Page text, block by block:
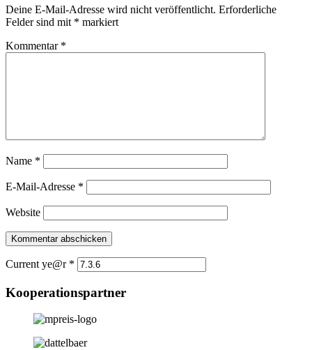
Deine E-Mail-Adresse wird nicht veröffentlicht. Erforderliche
Felder sind mit * markiert
Kommentar *
Name *
E-Mail-Adresse *
Website
Current ye@r *
Kooperationspartner